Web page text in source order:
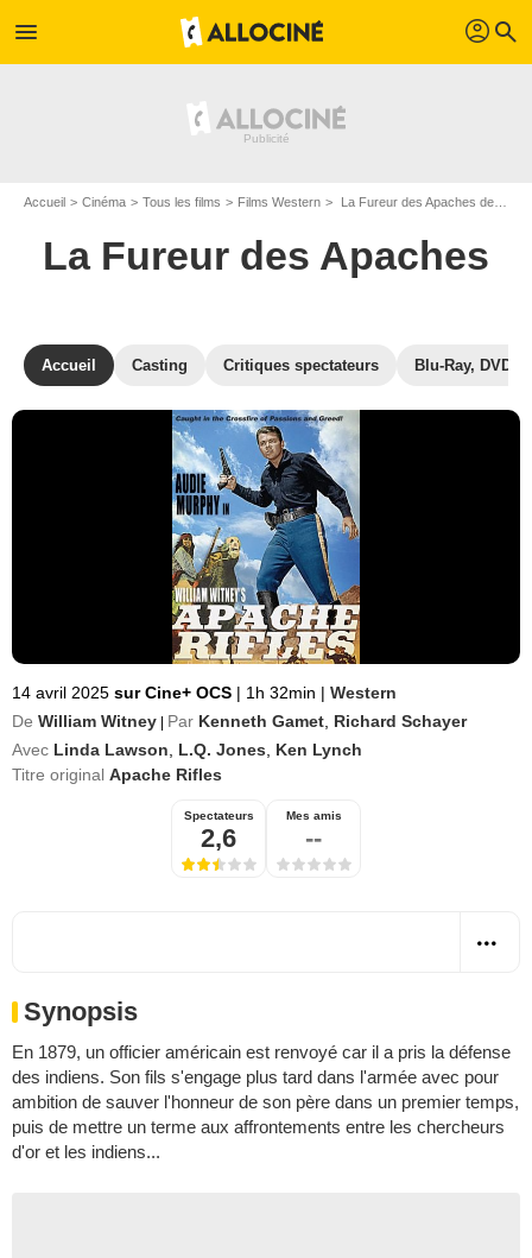
menu profil search
Accueil Cinéma Tous les films Films Western La Fureur des Apaches de William Witney
La Fureur des Apaches
Accueil Casting Critiques spectateurs Blu-Ray, DVD
14 avril 2025 sur Cine+ OCS | 1h 32min | Western
De William Witney Par Kenneth Gamet Richard Schayer
Avec Linda Lawson L.Q. Jones
Ken Lynch
Titre original Apache Rifles
Spectateurs
2,6
Mes amis
--
Synopsis
En 1879, un officier américain est renvoyé car il a pris la défense
des indiens. Son fils s'engage plus tard dans l'armée avec pour
ambition de sauver l'honneur de son père dans un premier temps,
puis de mettre un terme aux affrontements entre les chercheurs
d'or et les indiens...